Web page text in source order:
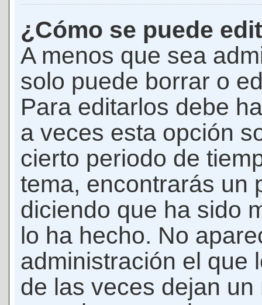
¿Cómo se puede
A menos que sea
solo puede borrar o
Para editarlos debe
a veces esta opción
cierto periodo de
tema, encontrarás un
diciendo que ha sido
lo ha hecho. No
administración el que
de las veces dejan